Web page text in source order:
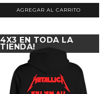
AGREGAR AL CARRITO
4X3 EN TODA LA
TIENDA!